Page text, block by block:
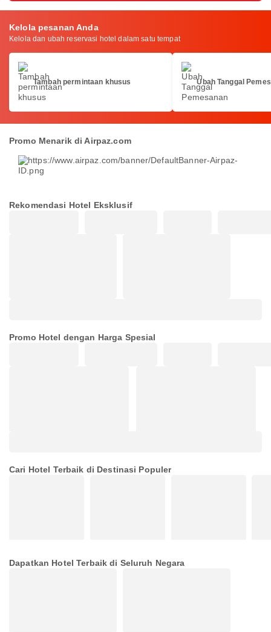
Kelola pesanan Anda
Kelola dan ubah reservasi hotel dalam satu tempat
Tambah permintaan khusus Ubah Tanggal
Promo Menarik di Airpaz.com
Rekomendasi Hotel Eksklusif
Promo Hotel dengan Harga Spesial
Cari Hotel Terbaik di Destinasi Populer
Dapatkan Hotel Terbaik di Seluruh Negara